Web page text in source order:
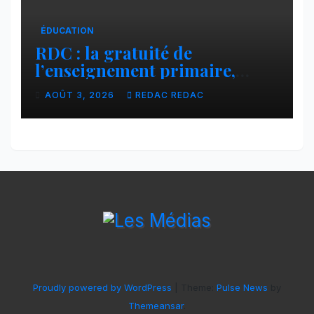
ÉDUCATION
RDC : la gratuité de
l’enseignement primaire,
vision phare du Président
Félix Tshisekedi réaffirmée
par une circulaire du
AOÛT 3, 2026 REDAC REDAC
Proudly powered by WordPress Pulse News
Themeansar.